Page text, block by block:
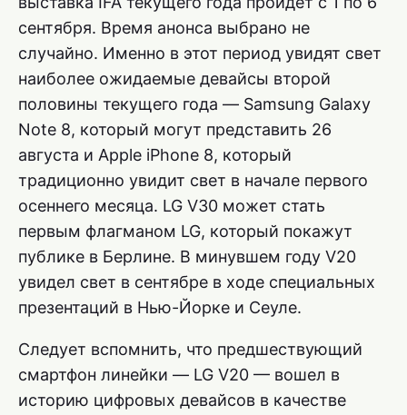
сентября. Время анонса выбрано не
случайно. Именно в этот период увидят свет
наиболее ожидаемые девайсы второй
половины текущего года — Samsung Galaxy
Note 8, который могут представить 26
августа и Apple iPhone 8, который
традиционно увидит свет в начале первого
осеннего месяца. LG V30 может стать
первым флагманом LG, который покажут
публике в Берлине. В минувшем году V20
увидел свет в сентябре в ходе специальных
презентаций в Нью-Йорке и Сеуле.
Следует вспомнить, что предшествующий
смартфон линейки — LG V20 — вошел в
историю цифровых девайсов в качестве